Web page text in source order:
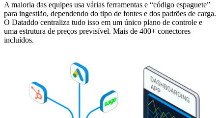
A maioria das equipes usa várias ferramentas e “código espaguete”
para ingestião, dependendo do tipo de fontes e dos padrões de carga.
O Dataddo centraliza tudo isso em um único plano de controle e
uma estrutura de preços previsível. Mais de 400+ conectores
incluídos.